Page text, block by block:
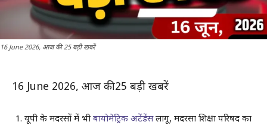
16 June 2026, आज की 25 बड़ी खबरें
16 June 2026, आज की 25 बड़ी खबरें
यूपी के मदरसों में भी बायोमेट्रिक अटेंडेंसलागू, मदरसा शिक्षा परिषद का